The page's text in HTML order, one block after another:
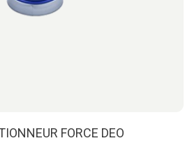
FORCE DEO